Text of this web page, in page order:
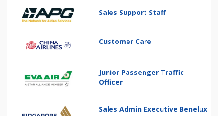
Sales Support Staff
Customer Care
Junior Passenger Traffic
Officer
Sales Admin Executive Benelux